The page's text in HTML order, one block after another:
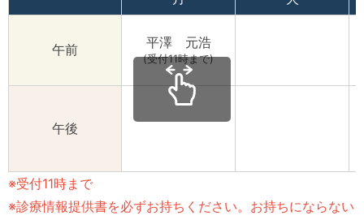
午前 平澤 元浩
(受付11時まで)
午後
※受付11時まで
※診療情報提供書を必ずお持ちください。お持ちにならない